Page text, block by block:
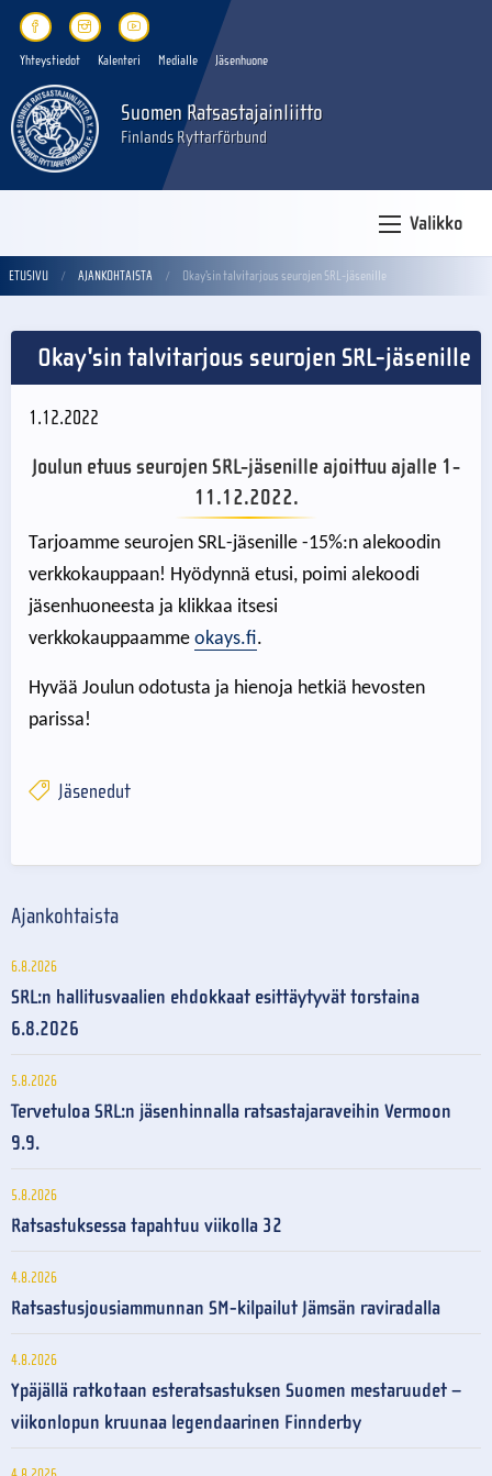
Yhteystiedot Kalenteri Medialle Jäsenhuone
Suomen Ratsastajainliitto
Finlands Ryttarförbund
Valikko
ETUSIVU AJANKOHTAISTA Okay'sin talvitarjous seurojen SRL-jäsenille
Okay'sin talvitarjous seurojen SRL-jäsenille
1.12.2022
Joulun etuus seurojen SRL-jäsenille ajoittuu ajalle 1-
11.12.2022.
Tarjoamme seurojen SRL-jäsenille -15%:n alekoodin
verkkokauppaan! Hyödynnä etusi, poimi alekoodi
jäsenhuoneesta ja klikkaa itsesi
verkkokauppaamme okays.fi.
Hyvää Joulun odotusta ja hienoja hetkiä hevosten
parissa!
Jäsenedut
Ajankohtaista
6.8.2026
SRL:n hallitusvaalien ehdokkaat esittäytyvät torstaina
6.8.2026
5.8.2026
Tervetuloa SRL:n jäsenhinnalla ratsastajaraveihin Vermoon
9.9.
5.8.2026
Ratsastuksessa tapahtuu viikolla 32
4.8.2026
Ratsastusjousiammunnan SM-kilpailut Jämsän raviradalla
4.8.2026
Ypäjällä ratkotaan esteratsastuksen Suomen mestaruudet –
viikonlopun kruunaa legendaarinen Finnderby